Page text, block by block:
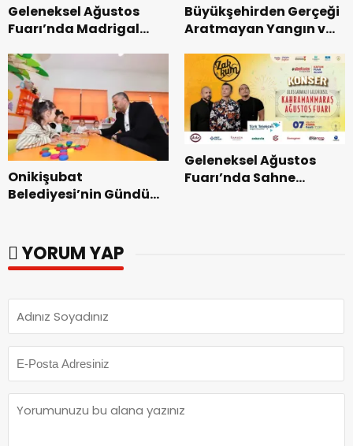
Geleneksel Ağustos
Fuarı’nda Madrigal
Büyükşehirden Gerçeği
Aratmayan Yangın ve
Onikişubat
Belediyesi’nin Gündüz
başladı.
Geleneksel Ağustos
Fuarı’nda Sahne
YORUM YAP